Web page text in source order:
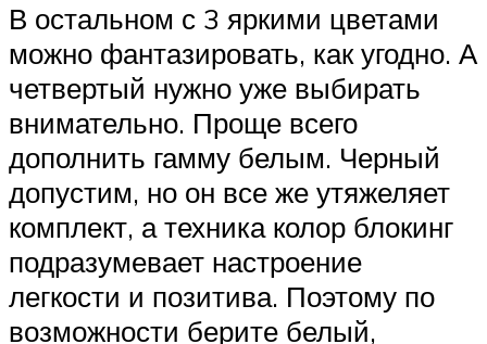
В остальном с 3 яркими цветами
можно фантазировать, как угодно. А
четвертый нужно уже выбирать
внимательно. Проще всего
дополнить гамму белым. Черный
допустим, но он все же утяжеляет
комплект, а техника колор блокинг
подразумевает настроение
легкости и позитива. Поэтому по
возможности берите белый,